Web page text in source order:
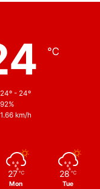
℃
24º - 24º
92%
1.66 km/h
27 ℃
Mon
28 ℃
Tue